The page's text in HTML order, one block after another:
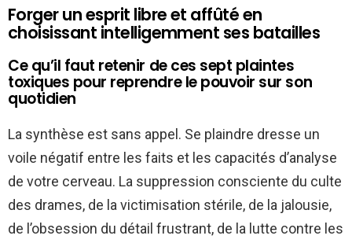
Forger un esprit libre et affûté en
choisissant intelligemment ses batailles
Ce qu’il faut retenir de ces sept plaintes
toxiques pour reprendre le pouvoir sur son
quotidien
La synthèse est sans appel. Se plaindre dresse un
voile négatif entre les faits et les capacités d’analyse
de votre cerveau. La suppression consciente du culte
des drames, de la victimisation stérile, de la jalousie,
de l’obsession du détail frustrant, de la lutte contre les